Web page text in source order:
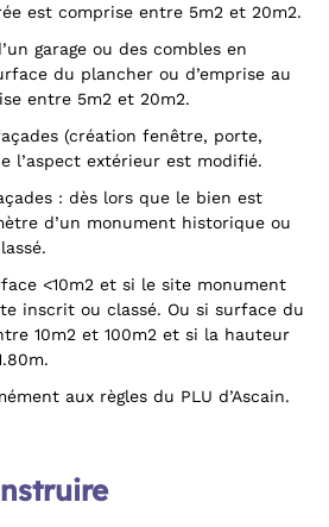
est comprise entre 5m2 et 20m2.
garage ou des combles en
du plancher ou d’emprise au
entre 5m2 et 20m2.
(création fenêtre, porte,
l’aspect extérieur est modifié.
: dès lors que le bien est
d’un monument historique ou
<10m2 et si le site monument
inscrit ou classé. Ou si surface du
10m2 et 100m2 et si la hauteur
aux règles du PLU d’Ascain.